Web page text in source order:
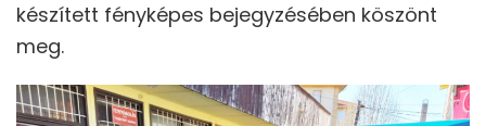
készített fényképes bejegyzésében köszönt
meg.